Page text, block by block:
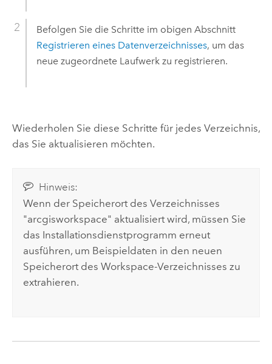
Befolgen Sie die Schritte im obigen Abschnitt
Registrieren eines Datenverzeichnisses, um das
neue zugeordnete Laufwerk zu registrieren.
Wiederholen Sie diese Schritte für jedes Verzeichnis,
das Sie aktualisieren möchten.
Hinweis:
Wenn der Speicherort des Verzeichnisses
"arcgisworkspace" aktualisiert wird, müssen Sie
das Installationsdienstprogramm erneut
ausführen, um Beispieldaten in den neuen
Speicherort des Workspace-Verzeichnisses zu
extrahieren.